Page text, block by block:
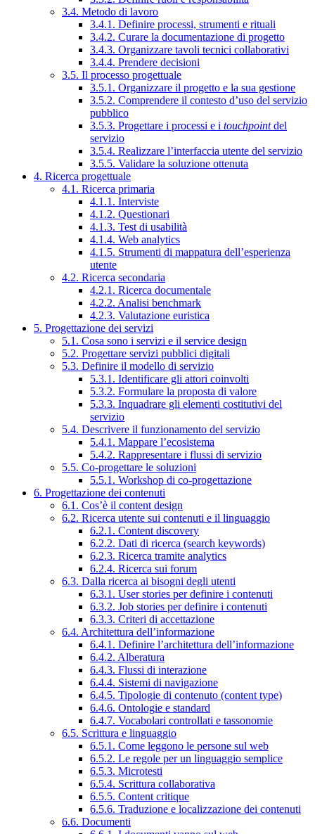
3.4. Metodo di lavoro
3.4.1. Definire processi, strumenti e rituali
3.4.2. Curare la documentazione di progetto
3.4.3. Organizzare tavoli tecnici collaborativi
3.4.4. Prendere decisioni
3.5. Il processo progettuale
3.5.1. Organizzare il progetto e la sua gestione
3.5.2. Comprendere il contesto d’uso del servizio
pubblico
3.5.3. Progettare i processi e i touchpointdel
servizio
3.5.4. Realizzare l’interfaccia utente del servizio
3.5.5. Validare la soluzione ottenuta
4. Ricerca progettuale
4.1. Ricerca primaria
4.1.1. Interviste
4.1.2. Questionari
4.1.3. Test di usabilità
4.1.4. Web analytics
4.1.5. Strumenti di mappatura dell’esperienza
utente
4.2. Ricerca secondaria
4.2.1. Ricerca documentale
4.2.2. Analisi benchmark
4.2.3. Valutazione euristica
5. Progettazione dei servizi
5.1. Cosa sono i servizi e il service design
5.2. Progettare servizi pubblici digitali
5.3. Definire il modello di servizio
5.3.1. Identificare gli attori coinvolti
5.3.2. Formulare la proposta di valore
5.3.3. Inquadrare gli elementi costitutivi del
servizio
5.4. Descrivere il funzionamento del servizio
5.4.1. Mappare l’ecosistema
5.4.2. Rappresentare i flussi di servizio
5.5. Co-progettare le soluzioni
5.5.1. Workshop di co-progettazione
6. Progettazione dei contenuti
6.1. Cos’è il content design
6.2. Ricerca utente sui contenuti e il linguaggio
6.2.1. Content discovery
6.2.2. Dati di ricerca (search keywords)
6.2.3. Ricerca tramite analytics
6.2.4. Ricerca sui forum
6.3. Dalla ricerca ai bisogni degli utenti
6.3.1. User stories per definire i contenuti
6.3.2. Job stories per definire i contenuti
6.3.3. Criteri di accettazione
6.4. Architettura dell’informazione
6.4.1. Definire l’architettura dell’informazione
6.4.2. Alberatura
6.4.3. Flussi di interazione
6.4.4. Sistemi di navigazione
6.4.5. Tipologie di contenuto (content type)
6.4.6. Ontologie e standard
6.4.7. Vocabolari controllati e tassonomie
6.5. Scrittura e linguaggio
6.5.1. Come leggono le persone sul web
6.5.2. Le regole per un linguaggio semplice
6.5.3. Microtesti
6.5.4. Scrittura collaborativa
6.5.5. Content critique
6.5.6. Traduzione e localizzazione dei contenuti
6.6. Documenti